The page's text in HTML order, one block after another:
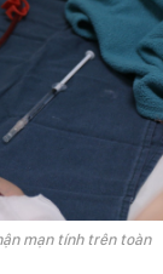
mạn tính trên toàn